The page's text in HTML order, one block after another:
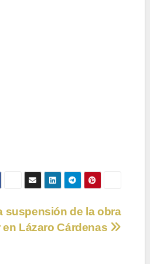
suspensión de la obra
Lázaro Cárdenas